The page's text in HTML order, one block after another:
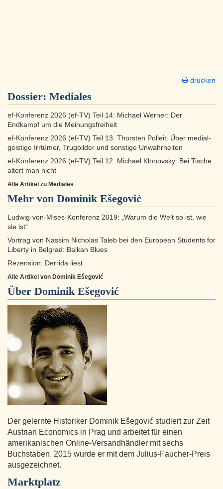
drucken
Dossier: Mediales
ef-Konferenz 2026 (ef-TV) Teil 14: Michael Werner: Der
Endkampf um die Meinungsfreiheit
ef-Konferenz 2026 (ef-TV) Teil 13: Thorsten Polleit: Über medial-
geistige Irrtümer, Trugbilder und sonstige Unwahrheiten
ef-Konferenz 2026 (ef-TV) Teil 12: Michael Klonovsky: Bei Tische
altert man nicht
Alle Artikel zu Mediales
Mehr von Dominik Ešegović
Ludwig-von-Mises-Konferenz 2019: „Warum die Welt so ist, wie
sie ist“
Vortrag von Nassim Nicholas Taleb bei den European Students for
Liberty in Belgrad: Balkan Blues
Rezension: Derrida liest
Alle Artikel von Dominik Ešegović
Über Dominik Ešegović
Der gelernte Historiker Dominik Ešegović studiert zur Zeit
Austrian Economics in Prag und arbeitet für einen
amerikanischen Online-Versandhändler mit sechs
Buchstaben. 2015 wurde er mit dem Julius-Faucher-Preis
ausgezeichnet.
Marktplatz